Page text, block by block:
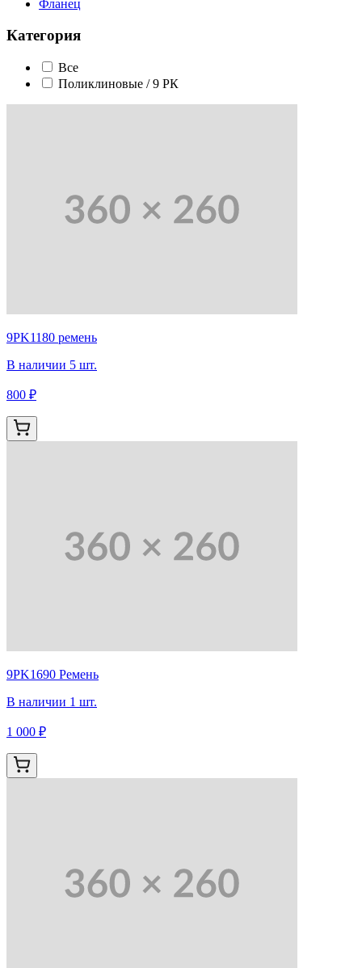
Фланец
Категория
Все
Поликлиновые / 9 РК
9PK1180 ремень
В наличии 5 шт.
800 ₽
9PK1690 Ремень
В наличии 1 шт.
1 000 ₽